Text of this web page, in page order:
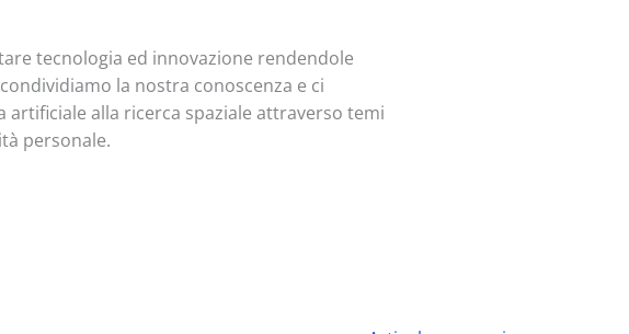
tecnologia ed innovazione rendendole
la nostra conoscenza e ci
alla ricerca spaziale attraverso temi
personale.